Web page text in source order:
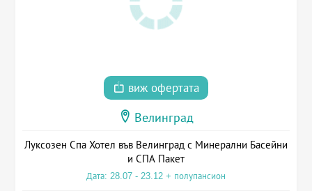
виж офертата
Велинград
Луксозен Спа Хотел във Велинград с Минерални Басейни
и СПА Пакет
Дата: 28.07 - 23.12 + полупансион